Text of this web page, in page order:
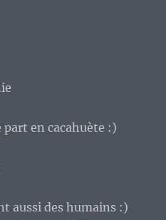
en cacahuète :)
aussi des humains :)